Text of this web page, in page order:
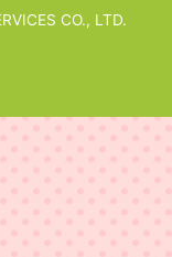
CO., LTD.